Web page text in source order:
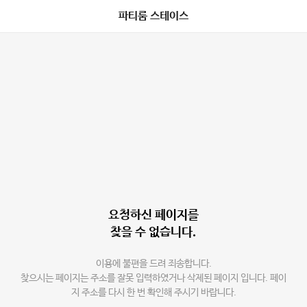
파티룸 스테이스
요청하신 페이지를
찾을 수 없습니다.
이용에 불편을 드려 죄송합니다.
찾으시는 페이지는 주소를 잘못 입력하였거나 삭제된 페이지 입니다. 페이
지 주소를 다시 한 번 확인해 주시기 바랍니다.